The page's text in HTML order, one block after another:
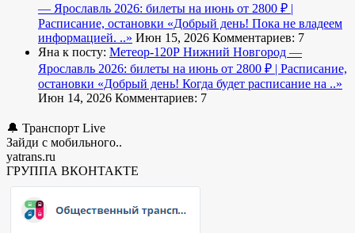
— Ярославль 2026: билеты на июнь от 2800 ₽ |
Расписание, остановки «Добрый день! Пока не владеем
информацией. ..» Июн 15, 2026 Комментариев: 7
Яна к посту: Метеор-120Р Нижний Новгород —
Ярославль 2026: билеты на июнь от 2800 ₽ | Расписание,
остановки «Добрый день! Когда будет расписание на ..»
Июн 14, 2026 Комментариев: 7
🔔 Транспорт Live
Зайди с мобильного..
yatrans.ru
ГРУППА ВКОНТАКТЕ